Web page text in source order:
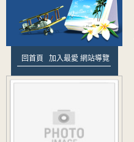
回首頁 加入最愛 網站導覽